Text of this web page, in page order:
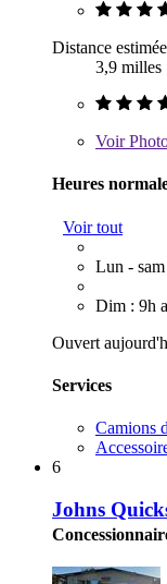
Distance estimée
3,9 milles
Voir
Heures
Voir tout
Lun -
Dim : 9h
Ouvert
Services
Camions
6
Johns